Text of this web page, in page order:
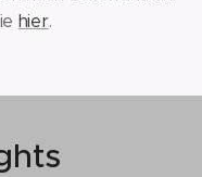
hier.